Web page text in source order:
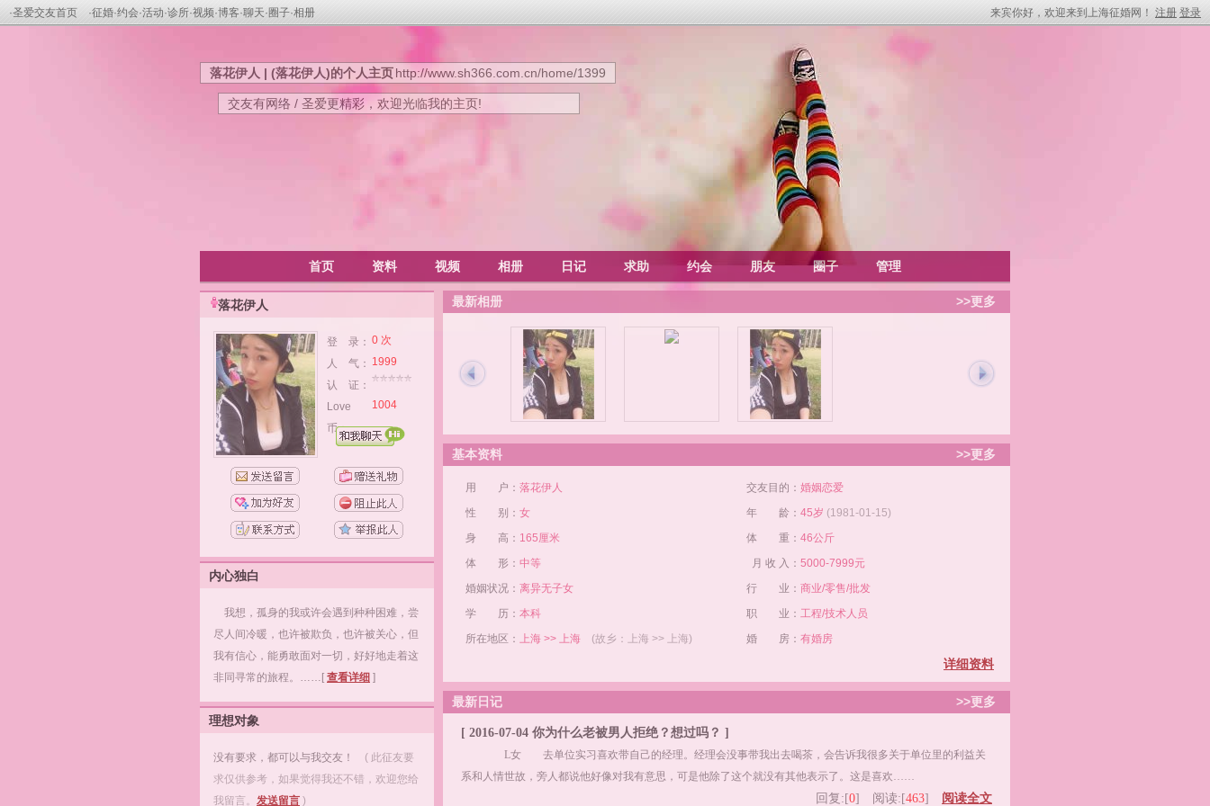
·圣爱交友首页 ·征婚·约会·活动·诊所·视频·博客·聊天· 圈子·相册 来宾你好，欢迎来到上海征婚网！ 注册 登录
落花伊人 | (落花伊人)的个人主页http://www.sh366.com.cn/home/1399
交友有网络 / 圣爱更精彩，欢迎光临我的主页!
首页 资料 视频 相册 日记 求助 约会 朋友 圈子 管理
落花伊人
登 录： 0 次
人 气： 1999
认 证：
Love
币：
1004
内心独白
我想，孤身的我或许会遇到种种困难，尝
尽人间冷暖，也许被欺负，也许被关心，但
我有信心，能勇敢面对一切，好好地走着这
非同寻常的旅程。……[ 查看详细 ]
理想对象
没有要求，都可以与我交友！ ( 此征友要
求仅供参考，如果觉得我还不错，欢迎您给
我留言。 发送留言 )
最新相册 >>更多
基本资料 >>更多
用 户： 落花伊人
性 别： 女
身 高： 165厘米
体 形： 中等
婚姻状况： 离异无子女
学 历： 本科
所在地区： 上海 >> 上海 (故乡：上海 >> 上海)
交友目的： 婚姻恋爱
年 龄： 45岁 (1981-01-15)
体 重： 46公斤
月 收 入： 5000-7999元
行 业： 商业/零售/批发
职 业： 工程/技术人员
婚 房： 有婚房
详细资料
最新日记 >>更多
[ 2016-07-04 你为什么老被男人拒绝？想过吗？ ]
L女 去单位实习喜欢带自己的经理。经理会没事带我出去喝茶，会告诉我很多关于单位里的利益关
系和人情世故，旁人都说他好像对我有意思，可是他除了这个就没有其他表示了。这是喜欢……
回复:[0] 阅读:[463] 阅读全文